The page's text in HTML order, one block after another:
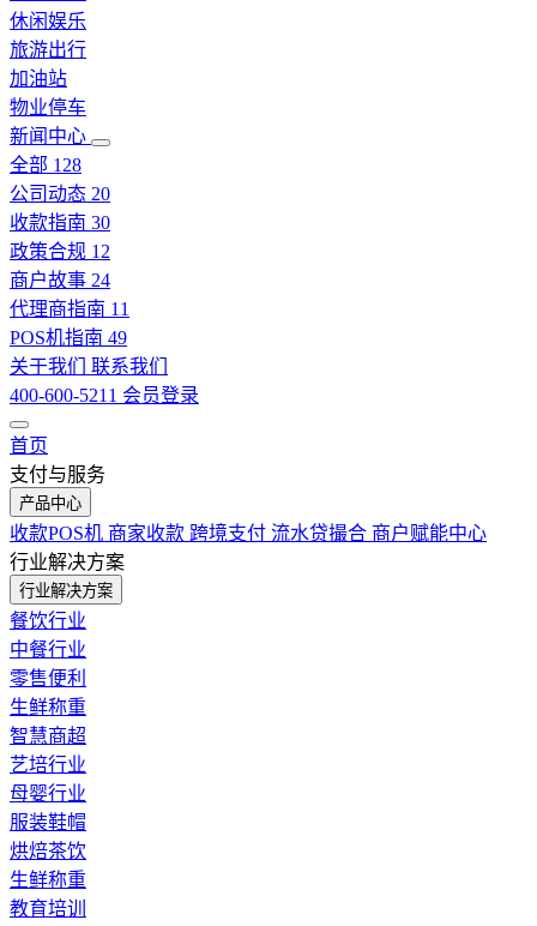
休闲娱乐
旅游出行
加油站
物业停车
新闻中心
全部 128
公司动态 20
收款指南 30
政策合规 12
商户故事 24
代理商指南 11
POS机指南 49
关于我们 联系我们
400-600-5211 会员登录
首页
支付与服务
产品中心
收款POS机 商家收款 跨境支付 流水贷撮合 商户赋能中心
行业解决方案
行业解决方案
餐饮行业
中餐行业
零售便利
生鲜称重
智慧商超
艺培行业
母婴行业
服装鞋帽
烘焙茶饮
生鲜称重
教育培训